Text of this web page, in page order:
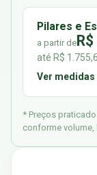
Pilares e
a partir de
até R$
Ver
* Preços
conforme volume,